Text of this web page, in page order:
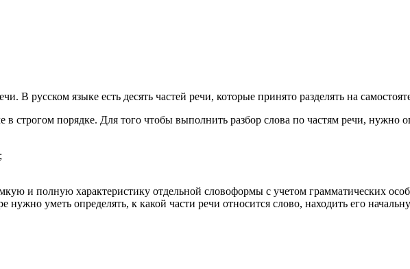
В русском языке есть десять частей речи, которые принято разделять на
в строгом порядке. Для того чтобы выполнить разбор слова по частям речи, нужно
и полную характеристику отдельной словоформы с учетом грамматических
уметь определять, к какой части речи относится слово, находить его